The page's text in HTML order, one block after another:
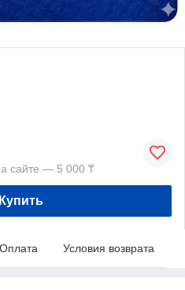
сайте — 5 000 ₸
Купить
Оплата Условия возврата